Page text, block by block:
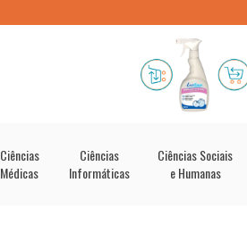
Ciências
Médicas
Ciências
Informáticas
Ciências Sociais
e Humanas